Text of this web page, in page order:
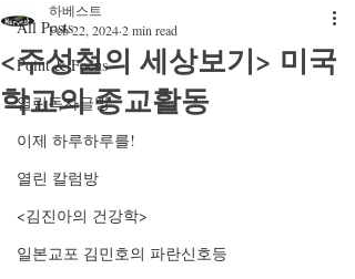
All Posts
Point & Focus
열린독자글방
이제 하루하루를!
열린 칼럼방
<김진아의 건강학>
일본교포 김민호의 파란신호등
<주성철의 세상보기> 미국
학교의 종교활동
하베스트
Feb 22, 20242 min read